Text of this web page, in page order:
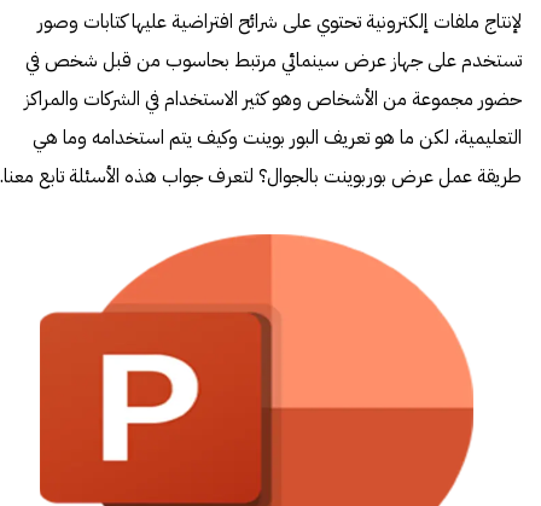
لإنتاج ملفات إلكترونية تحتوي على شرائح افتراضية عليها كتابات وصور
تستخدم على جهاز عرض سينمائي مرتبط بحاسوب من قبل شخص في
حضور مجموعة من الأشخاص وهو كثير الاستخدام في الشركات والمراكز
التعليمية، لكن ما هو تعريف البور بوينت وكيف يتم استخدامه وما هي
طريقة عمل عرض بوربوينت بالجوال؟ لتعرف جواب هذه الأسئلة تابع معنا.